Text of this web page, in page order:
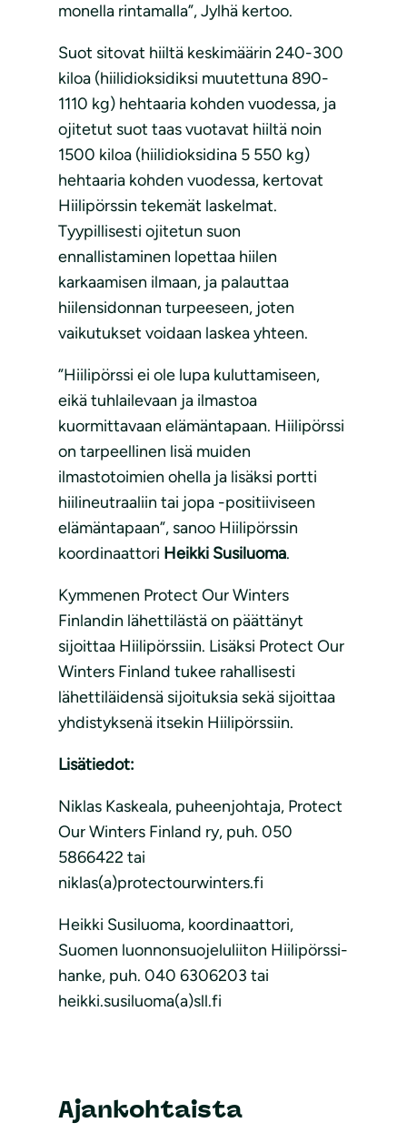
monella rintamalla”, Jylhä kertoo.
Suot sitovat hiiltä keskimäärin 240-300
kiloa (hiilidioksidiksi muutettuna 890-
1110 kg) hehtaaria kohden vuodessa, ja
ojitetut suot taas vuotavat hiiltä noin
1500 kiloa (hiilidioksidina 5 550 kg)
hehtaaria kohden vuodessa, kertovat
Hiilipörssin tekemät laskelmat.
Tyypillisesti ojitetun suon
ennallistaminen lopettaa hiilen
karkaamisen ilmaan, ja palauttaa
hiilensidonnan turpeeseen, joten
vaikutukset voidaan laskea yhteen.
”Hiilipörssi ei ole lupa kuluttamiseen,
eikä tuhlailevaan ja ilmastoa
kuormittavaan elämäntapaan. Hiilipörssi
on tarpeellinen lisä muiden
ilmastotoimien ohella ja lisäksi portti
hiilineutraaliin tai jopa -positiiviseen
elämäntapaan”, sanoo Hiilipörssin
koordinaattori Heikki Susiluoma.
Kymmenen Protect Our Winters
Finlandin lähettilästä on päättänyt
sijoittaa Hiilipörssiin. Lisäksi Protect Our
Winters Finland tukee rahallisesti
lähettiläidensä sijoituksia sekä sijoittaa
yhdistyksenä itsekin Hiilipörssiin.
Lisätiedot:
Niklas Kaskeala, puheenjohtaja, Protect
Our Winters Finland ry, puh. 050
5866422 tai
niklas(a)protectourwinters.fi
Heikki Susiluoma, koordinaattori,
Suomen luonnonsuojeluliiton Hiilipörssi-
hanke, puh. 040 6306203 tai
heikki.susiluoma(a)sll.fi
Ajankohtaista